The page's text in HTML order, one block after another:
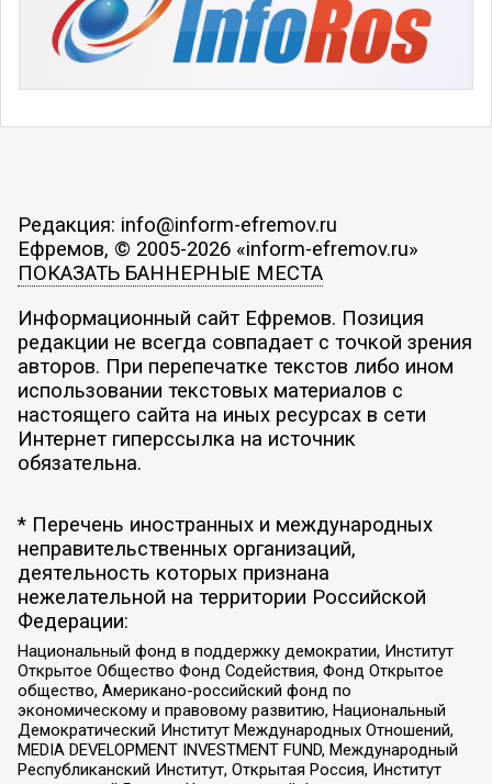
Редакция: info@inform-efremov.ru
Ефремов, © 2005-2026 «inform-efremov.ru»
ПОКАЗАТЬ БАННЕРНЫЕ МЕСТА
Информационный сайт Ефремов. Позиция
редакции не всегда совпадает с точкой зрения
авторов. При перепечатке текстов либо ином
использовании текстовых материалов с
настоящего сайта на иных ресурсах в сети
Интернет гиперссылка на источник
обязательна.
* Перечень иностранных и международных
неправительственных организаций,
деятельность которых признана
нежелательной на территории Российской
Федерации:
Национальный фонд в поддержку демократии, Институт
Открытое Общество Фонд Содействия, Фонд Открытое
общество, Американо-российский фонд по
экономическому и правовому развитию, Национальный
Демократический Институт Международных Отношений,
MEDIA DEVELOPMENT INVESTMENT FUND, Международный
Республиканский Институт, Открытая Россия, Институт